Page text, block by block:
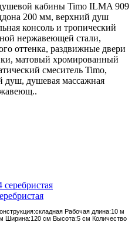
кабины Timo ILMA 909
200 мм, верхний душ
консоль и тропический
нержавеющей стали,
оттенка, раздвижные двери
матовый хромированный
смеситель Timo,
душ, душевая массажная
Рабочая длина:10 м
Ширина:120 см Высота:5 см Количество